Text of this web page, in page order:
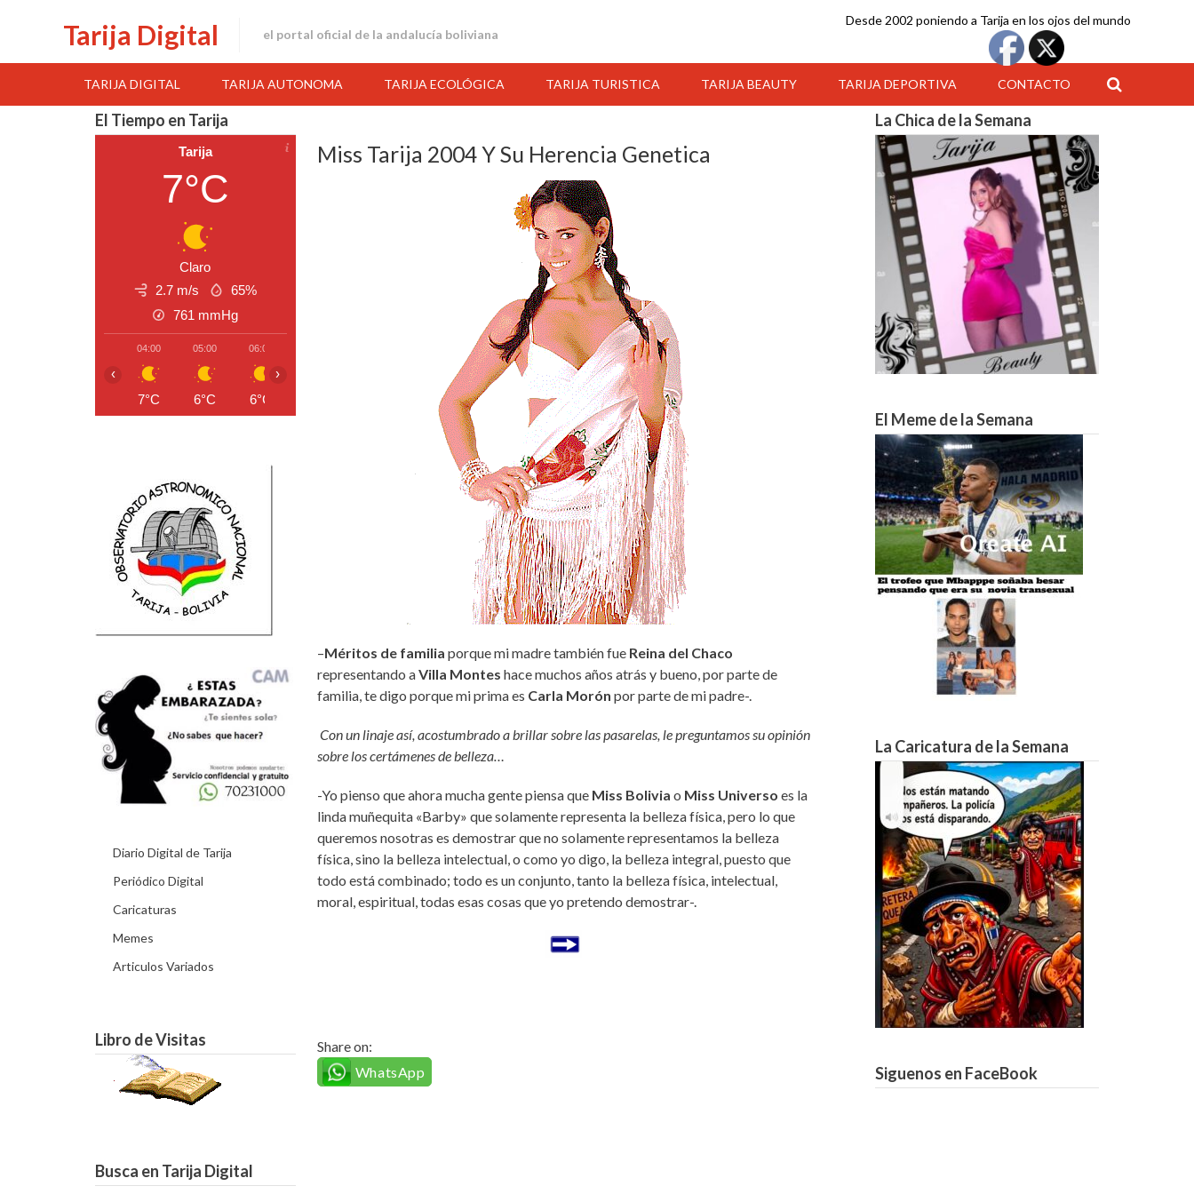
Tarija Digital el portal oficial de la andalucía boliviana
Desde 2002 poniendo a Tarija en los ojos del mundo
TARIJA DIGITAL TARIJA AUTONOMA TARIJA ECOLÓGICA TARIJA TURISTICA TARIJA BEAUTY TARIJA DEPORTIVA CONTACTO
Miss Tarija 2004 Y Su Herencia Genetica
–Méritos de familia porque mi madre también fueReina del Chaco
representando aVilla Montes hace muchos años atrás y bueno, por parte de
familia, te digo porque mi prima es Carla Morón por parte de mi padre-.
Con un linaje así, acostumbrado a brillar sobre las pasarelas, le preguntamos su opinión
sobre los certámenes de belleza…
-Yo pienso que ahora mucha gente piensa que Miss Bolivia o Miss Universo es la
linda muñequita «Barby» que solamente representa la belleza física, pero lo que
queremos nosotras es demostrar que no solamente representamos la belleza
física, sino la belleza intelectual, o como yo digo, la belleza integral, puesto que
todo está combinado; todo es un conjunto, tanto la belleza física, intelectual,
moral, espiritual, todas esas cosas que yo pretendo demostrar-.
Share on:
WhatsApp
El Tiempo en Tarija
Tarija
7°C
Claro
2.7 m/s
65%
761 mmHg
04:00
7°C
05:00
6°C
06:00
6°C 12°C
10:00
15°C
11:00
19°C
12:00
23°C
13:00
25°C
17:00 18:00 19:00 20:00 21:00
‹ ›
Diario Digital de Tarija
Periódico Digital
Caricaturas
Memes
Articulos Variados
Libro de Visitas
Busca en Tarija Digital
La Chica de la Semana
El Meme de la Semana
La Caricatura de la Semana
Siguenos en FaceBook